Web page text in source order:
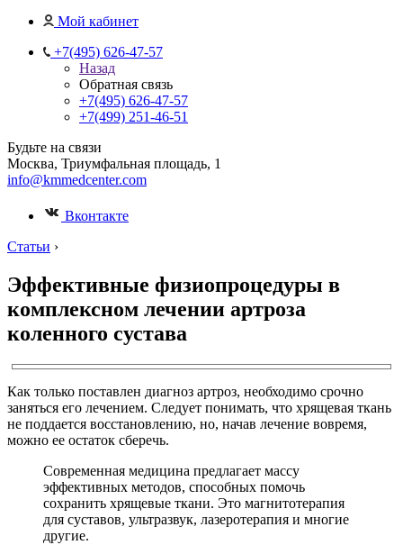
Мой кабинет
+7(495) 626-47-57
Назад
Обратная связь
+7(495) 626-47-57
+7(499) 251-46-51
Будьте на связи
Москва, Триумфальная площадь, 1
info@kmmedcenter.com
Вконтакте
Статьи ›
Эффективные физиопроцедуры в
комплексном лечении артроза
коленного сустава
Как только поставлен диагноз артроз, необходимо срочно
заняться его лечением. Следует понимать, что хрящевая ткань
не поддается восстановлению, но, начав лечение вовремя,
можно ее остаток сберечь.
Современная медицина предлагает массу
эффективных методов, способных помочь
сохранить хрящевые ткани. Это магнитотерапия
для суставов, ультразвук, лазеротерапия и многие
другие.